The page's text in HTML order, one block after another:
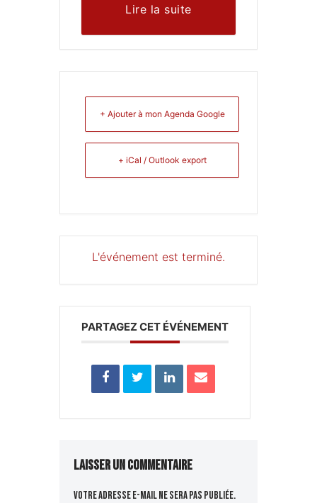
Lire la suite
+ Ajouter à mon Agenda Google
+ iCal / Outlook export
L'événement est terminé.
PARTAGEZ CET ÉVÉNEMENT
Laisser un commentaire
Votre adresse e-mail ne sera pas publiée.